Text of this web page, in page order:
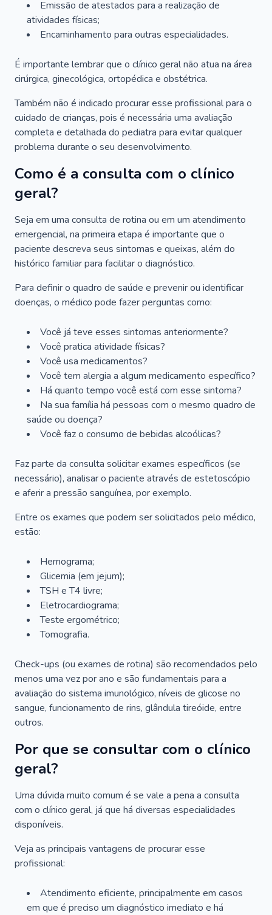
Emissão de atestados para a realização de
atividades físicas;
Encaminhamento para outras especialidades.
É importante lembrar que o clínico geral não atua na área
cirúrgica, ginecológica, ortopédica e obstétrica.
Também não é indicado procurar esse profissional para o
cuidado de crianças, pois é necessária uma avaliação
completa e detalhada do pediatra para evitar qualquer
problema durante o seu desenvolvimento.
Como é a consulta com o clínico
geral?
Seja em uma consulta de rotina ou em um atendimento
emergencial, na primeira etapa é importante que o
paciente descreva seus sintomas e queixas, além do
histórico familiar para facilitar o diagnóstico.
Para definir o quadro de saúde e prevenir ou identificar
doenças, o médico pode fazer perguntas como:
Você já teve esses sintomas anteriormente?
Você pratica atividade físicas?
Você usa medicamentos?
Você tem alergia a algum medicamento específico?
Há quanto tempo você está com esse sintoma?
Na sua família há pessoas com o mesmo quadro de
saúde ou doença?
Você faz o consumo de bebidas alcoólicas?
Faz parte da consulta solicitar exames específicos (se
necessário), analisar o paciente através de estetoscópio
e aferir a pressão sanguínea, por exemplo.
Entre os exames que podem ser solicitados pelo médico,
estão:
Hemograma;
Glicemia (em jejum);
TSH e T4 livre;
Eletrocardiograma;
Teste ergométrico;
Tomografia.
Check-ups (ou exames de rotina) são recomendados pelo
menos uma vez por ano e são fundamentais para a
avaliação do sistema imunológico, níveis de glicose no
sangue, funcionamento de rins, glândula tireóide, entre
outros.
Por que se consultar com o clínico
geral?
Uma dúvida muito comum é se vale a pena a consulta
com o clínico geral, já que há diversas especialidades
disponíveis.
Veja as principais vantagens de procurar esse
profissional:
Atendimento eficiente, principalmente em casos
em que é preciso um diagnóstico imediato e há